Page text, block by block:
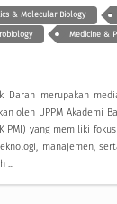
& Molecular Biology
Medicine &
Darah merupakan
oleh UPPM Akademi
PMI) yang memiliki
manajemen,
...